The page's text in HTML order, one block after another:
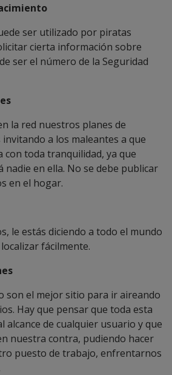
ser utilizado por piratas
cierta información sobre
ser el número de la Seguridad
la red nuestros planes de
a los maleantes a que
con toda tranquilidad, ya que
nadie en ella. No se debe publicar
en el hogar.
le estás diciendo a todo el mundo
fácilmente.
son el mejor sitio para ir aireando
Hay que pensar que toda esta
alcance de cualquier usuario y que
nuestra contra, pudiendo hacer
puesto de trabajo, enfrentarnos